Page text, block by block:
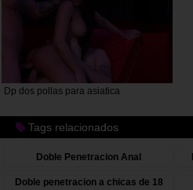
Dp dos pollas para asiatica
Tags relacionados
Doble Penetracion Anal
Doble penetracion a chicas de 18